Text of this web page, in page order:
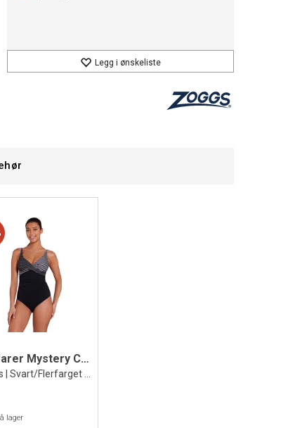
Legg i ønskeliste
Seafarer Mystery Classicback Badedrakt
lager